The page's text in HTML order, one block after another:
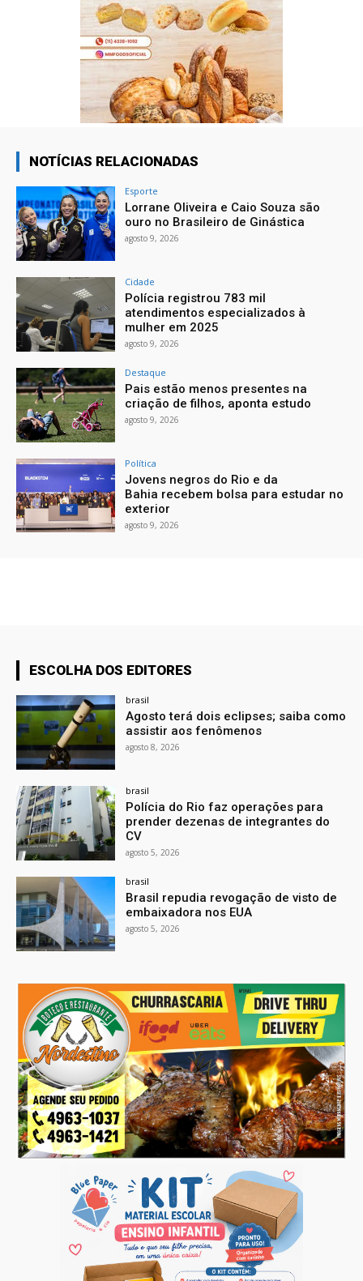
NOTÍCIAS RELACIONADAS
Esporte
Lorrane Oliveira e Caio Souza são
ouro no Brasileiro de Ginástica
agosto 9, 2026
Cidade
Polícia registrou 783 mil
atendimentos especializados à
mulher em 2025
agosto 9, 2026
Destaque
Pais estão menos presentes na
criação de filhos, aponta estudo
agosto 9, 2026
Política
Jovens negros do Rio e da
Bahia recebem bolsa para estudar no
exterior
agosto 9, 2026
ESCOLHA DOS EDITORES
brasil
Agosto terá dois eclipses; saiba como
assistir aos fenômenos
agosto 8, 2026
brasil
Polícia do Rio faz operações para
prender dezenas de integrantes do
CV
agosto 5, 2026
brasil
Brasil repudia revogação de visto de
embaixadora nos EUA
agosto 5, 2026